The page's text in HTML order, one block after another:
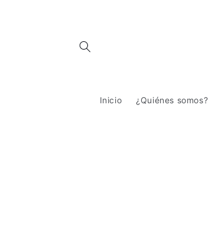
Inicio ¿Quiénes somos?